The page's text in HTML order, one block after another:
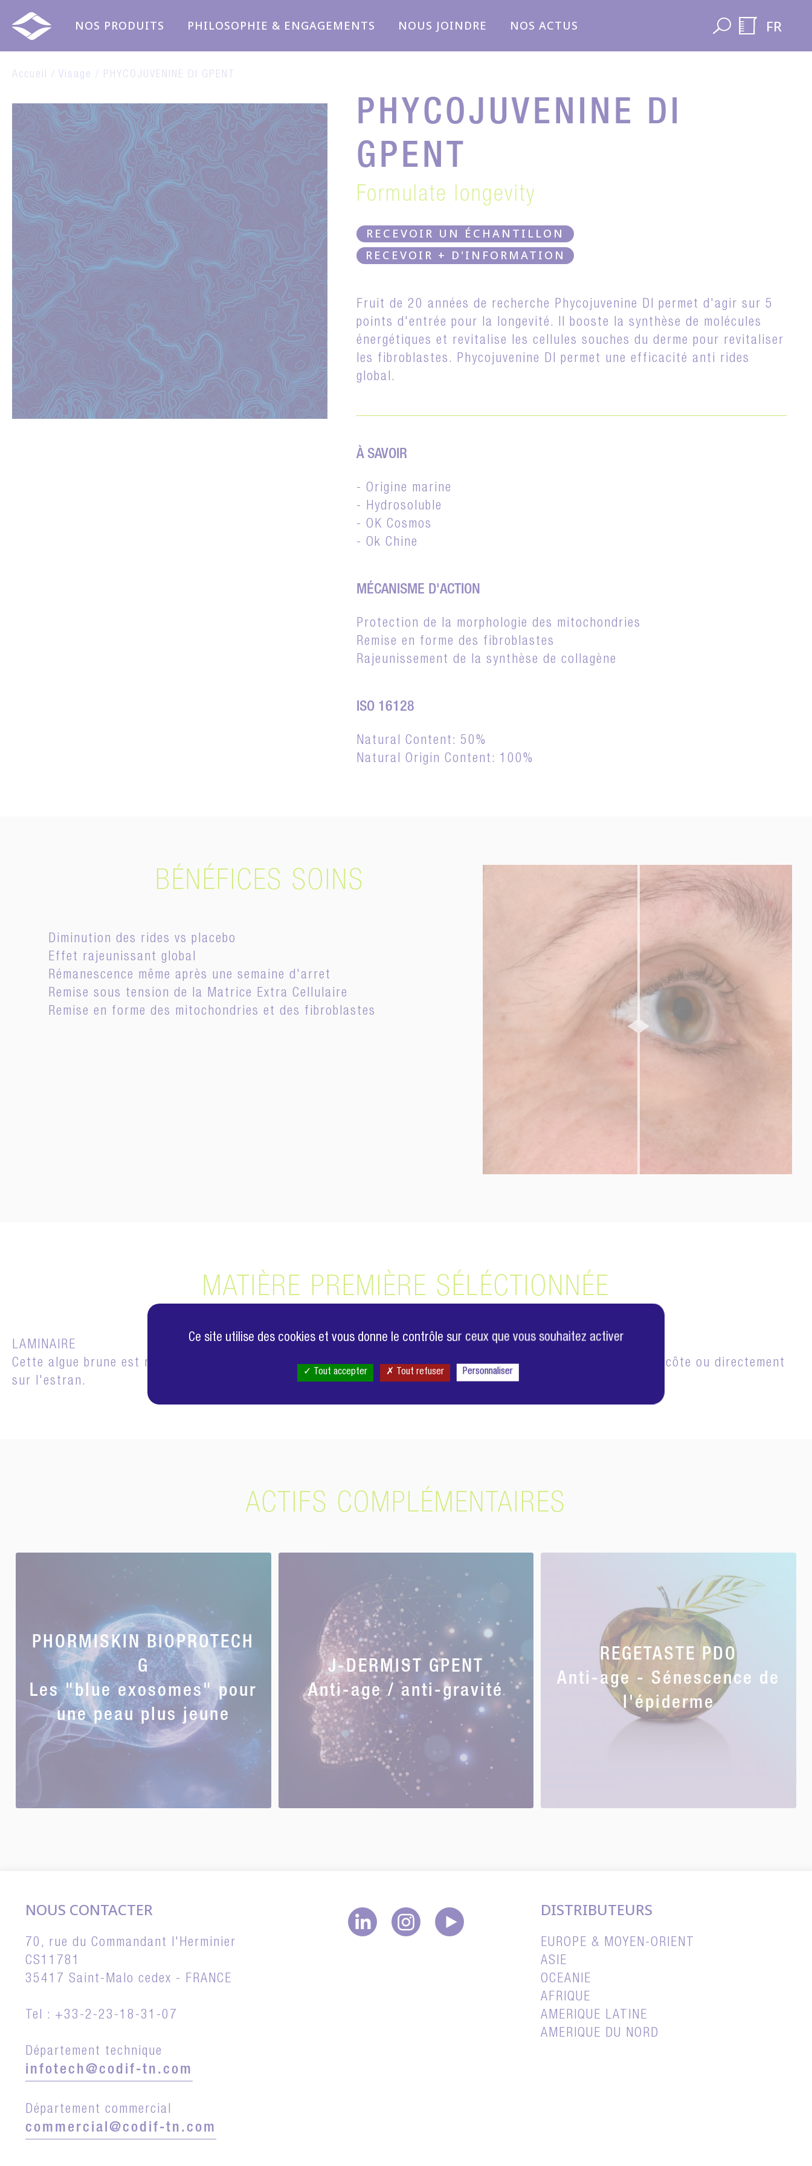
NOS PRODUITS PHILOSOPHIE & ENGAGEMENTS NOUS JOINDRE NOS ACTUS FR
Accueil / Visage / PHYCOJUVENINE DI GPENT
PHYCOJUVENINE DI
GPENT
Formulate longevity
RECEVOIR UN ÉCHANTILLON
RECEVOIR + D'INFORMATION
Fruit de 20 années de recherche Phycojuvenine DI permet d'agir sur 5
points d'entrée pour la longevité. Il booste la synthèse de molécules
énergétiques et revitalise les cellules souches du derme pour revitaliser
les fibroblastes. Phycojuvenine DI permet une efficacité anti rides
global.
À SAVOIR
- Origine marine
- Hydrosoluble
- OK Cosmos
- Ok Chine
MÉCANISME D'ACTION
Protection de la morphologie des mitochondries
Remise en forme des fibroblastes
Rajeunissement de la synthèse de collagène
ISO 16128
Natural Content: 50%
Natural Origin Content: 100%
BÉNÉFICES SOINS
Diminution des rides vs placebo
Effet rajeunissant global
Rémanescence même après une semaine d'arret
Remise sous tension de la Matrice Extra Cellulaire
Remise en forme des mitochondries et des fibroblastes
MATIÈRE PREMIÈRE SÉLÉCTIONNÉE
LAMINAIRE
Cette algue brune est récoltée en Atlantique Nord, en pleine mer à l'aide d'un peigne, en plongeant près de la côte ou directement
sur l'estran.
ACTIFS COMPLÉMENTAIRES
PHORMISKIN BIOPROTECH
G
Les "blue exosomes" pour
une peau plus jeune
J-DERMIST GPENT
Anti-age / anti-gravité
REGETASTE PDO
Anti-age - Sénescence de
l'épiderme
NOUS CONTACTER
70, rue du Commandant l'Herminier
CS11781
35417 Saint-Malo cedex - FRANCE
Tel : +33-2-23-18-31-07
Département technique
infotech@codif-tn.com
Département commercial
commercial@codif-tn.com
DISTRIBUTEURS
EUROPE & MOYEN-ORIENT
ASIE
OCEANIE
AFRIQUE
AMERIQUE LATINE
AMERIQUE DU NORD
Ce site utilise des cookies et vous donne le contrôle sur ceux que vous souhaitez activer
Tout accepter Tout refuser Personnaliser